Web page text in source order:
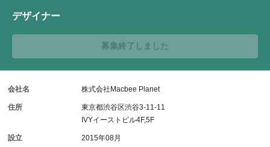
デザイナー
募集終了しました
会社名 株式会社Macbee Planet
住所
東京都渋谷区渋谷3-11-11
IVYイーストビル4F,5F
設立 2015年08月